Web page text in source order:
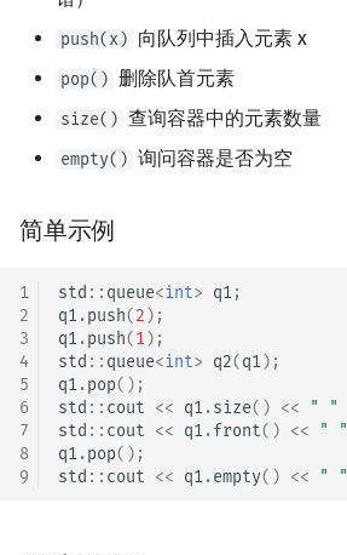
push(x) 向队列中插入元素 x
pop() 删除队首元素
size() 查询容器中的元素数量
empty() 询问容器是否为空
简单示例
1
2
3
4
5
6
7
8
9
std :: queue<int> q1 ;
q1 .push(2);
q1 .push(1);
std :: queue<int> q2(q1);
q1 .pop();
std :: cout << q1 .size() << " "
std :: cout << q1 .front() << " "
q1 .pop();
std :: cout << q1 .empty() << " "